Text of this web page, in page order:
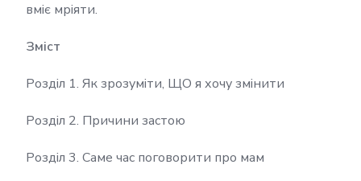
вміє мріяти.
Зміст
Розділ 1. Як зрозуміти, ЩО я хочу змінити
Розділ 2. Причини застою
Розділ 3. Саме час поговорити про мам